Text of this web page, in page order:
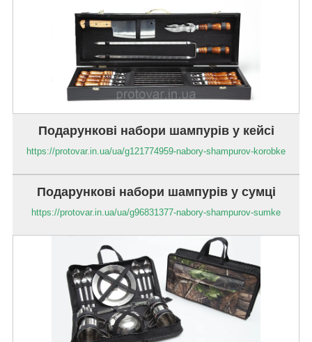
Подарункові набори шампурів у кейсі
https://protovar.in.ua/ua/g121774959-nabory-shampurov-korobke
Подарункові набори шампурів у сумці
https://protovar.in.ua/ua/g96831377-nabory-shampurov-sumke